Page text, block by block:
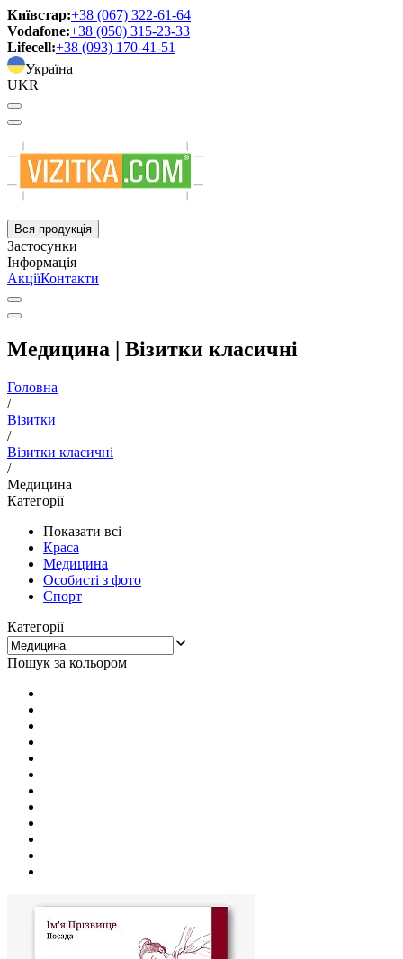
Київстар:+38 (067) 322-61-64
Vodafone:+38 (050) 315-23-33
Lifecell:+38 (093) 170-41-51
Україна
UKR
Вся продукція
Застосунки
Інформація
АкціїКонтакти
Медицина | Візитки класичні
Головна
/
Візитки
/
Візитки класичні
/
Медицина
Категорії
Показати всі
Краса
Медицина
Особисті з фото
Спорт
Категорії
Пошук за кольором